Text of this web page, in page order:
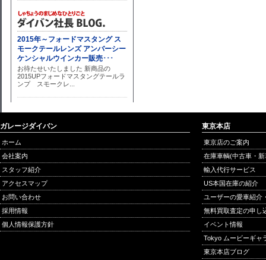
ガレージダイバン
ホーム
会社案内
スタッフ紹介
アクセスマップ
お問い合わせ
採用情報
個人情報保護方針
東京本店
東京店のご案内
在庫車輌(中古車・
輸入代行サービス
US本国在庫の紹介
ユーザーの愛車紹介
無料買取査定の申し
イベント情報
Tokyo ムービーギャ
東京本店ブログ